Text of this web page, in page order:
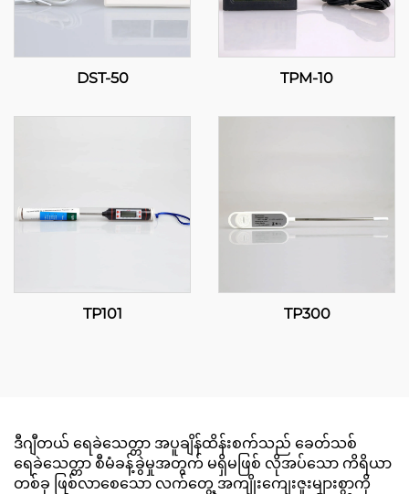
DST-50 TPM-10
TP101 TP300
ဒီဂျီတယ် ရေခဲသေတ္တာ အပူချိန်ထိန်းစက်သည် ခေတ်သစ်
ရေခဲသေတ္တာ စီမံခန့်ခွဲမှုအတွက် မရှိမဖြစ် လိုအပ်သော ကိရိယာ
တစ်ခု ဖြစ်လာစေသော လက်တွေ့ အကျိုးကျေးဇူးများစွာကို